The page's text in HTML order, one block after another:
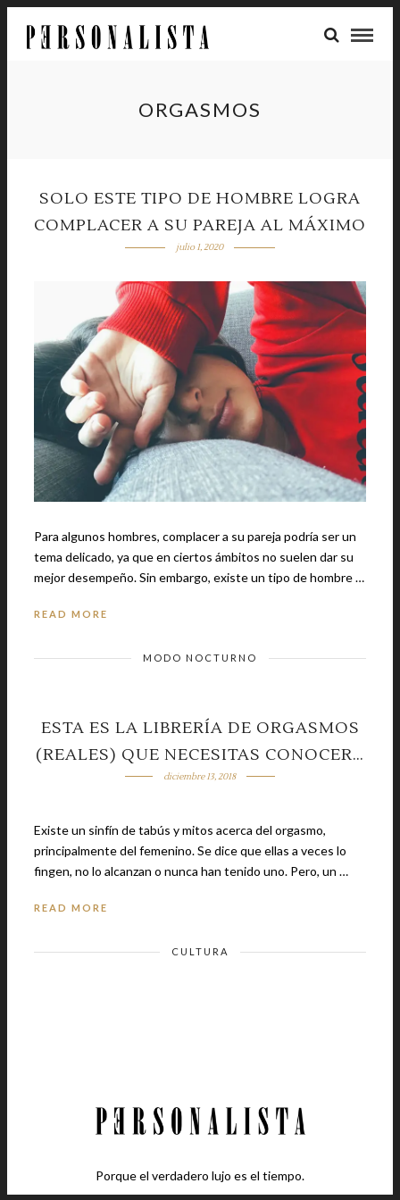
ORGASMOS
SOLO ESTE TIPO DE HOMBRE LOGRA
COMPLACER A SU PAREJA AL MÁXIMO
julio 1, 2020
Para algunos hombres, complacer a su pareja podría ser un
tema delicado, ya que en ciertos ámbitos no suelen dar su
mejor desempeño. Sin embargo, existe un tipo de hombre …
READ MORE
MODO NOCTURNO
ESTA ES LA LIBRERÍA DE ORGASMOS
(REALES) QUE NECESITAS CONOCER…
diciembre 13, 2018
Existe un sinfín de tabús y mitos acerca del orgasmo,
principalmente del femenino. Se dice que ellas a veces lo
fingen, no lo alcanzan o nunca han tenido uno. Pero, un …
READ MORE
CULTURA
Porque el verdadero lujo es el tiempo.